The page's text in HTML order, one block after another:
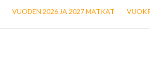
VUODEN 2026 JA 2027 MATKAT